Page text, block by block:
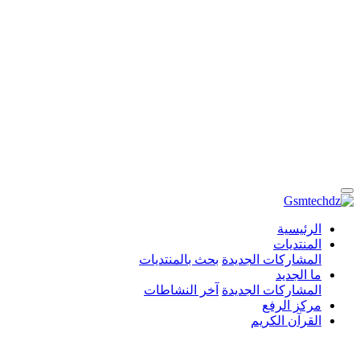
الرئيسية
المنتديات
المشاركات الجديدة بحث بالمنتديات
ما الجديد
المشاركات الجديدة آخر النشاطات
مركز الرفع
القرآن الكريم